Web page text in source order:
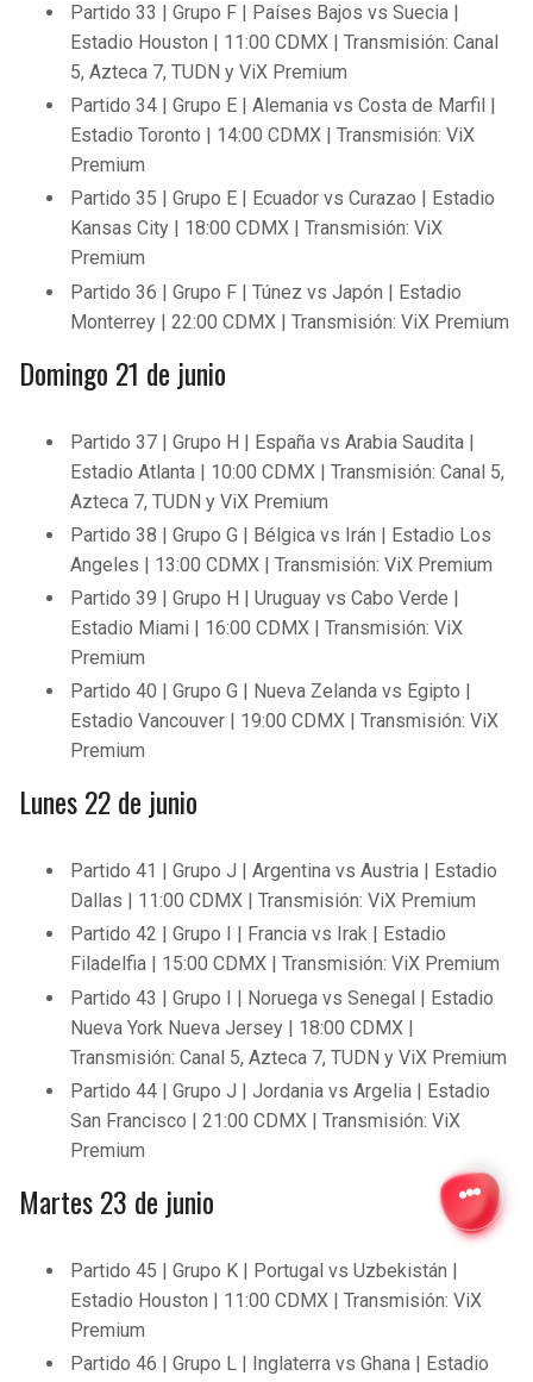
Partido 33 | Grupo F | Países Bajos vs Suecia |
Estadio Houston | 11:00 CDMX | Transmisión: Canal
5, Azteca 7, TUDN y ViX Premium
Partido 34 | Grupo E | Alemania vs Costa de Marfil |
Estadio Toronto | 14:00 CDMX | Transmisión: ViX
Premium
Partido 35 | Grupo E | Ecuador vs Curazao | Estadio
Kansas City | 18:00 CDMX | Transmisión: ViX
Premium
Partido 36 | Grupo F | Túnez vs Japón | Estadio
Monterrey | 22:00 CDMX | Transmisión: ViX Premium
Domingo 21 de junio
Partido 37 | Grupo H | España vs Arabia Saudita |
Estadio Atlanta | 10:00 CDMX | Transmisión: Canal 5,
Azteca 7, TUDN y ViX Premium
Partido 38 | Grupo G | Bélgica vs Irán | Estadio Los
Angeles | 13:00 CDMX | Transmisión: ViX Premium
Partido 39 | Grupo H | Uruguay vs Cabo Verde |
Estadio Miami | 16:00 CDMX | Transmisión: ViX
Premium
Partido 40 | Grupo G | Nueva Zelanda vs Egipto |
Estadio Vancouver | 19:00 CDMX | Transmisión: ViX
Premium
Lunes 22 de junio
Partido 41 | Grupo J | Argentina vs Austria | Estadio
Dallas | 11:00 CDMX | Transmisión: ViX Premium
Partido 42 | Grupo I | Francia vs Irak | Estadio
Filadelfia | 15:00 CDMX | Transmisión: ViX Premium
Partido 43 | Grupo I | Noruega vs Senegal | Estadio
Nueva York Nueva Jersey | 18:00 CDMX |
Transmisión: Canal 5, Azteca 7, TUDN y ViX Premium
Partido 44 | Grupo J | Jordania vs Argelia | Estadio
San Francisco | 21:00 CDMX | Transmisión: ViX
Premium
Martes 23 de junio
Partido 45 | Grupo K | Portugal vs Uzbekistán |
Estadio Houston | 11:00 CDMX | Transmisión: ViX
Premium
Partido 46 | Grupo L | Inglaterra vs Ghana | Estadio